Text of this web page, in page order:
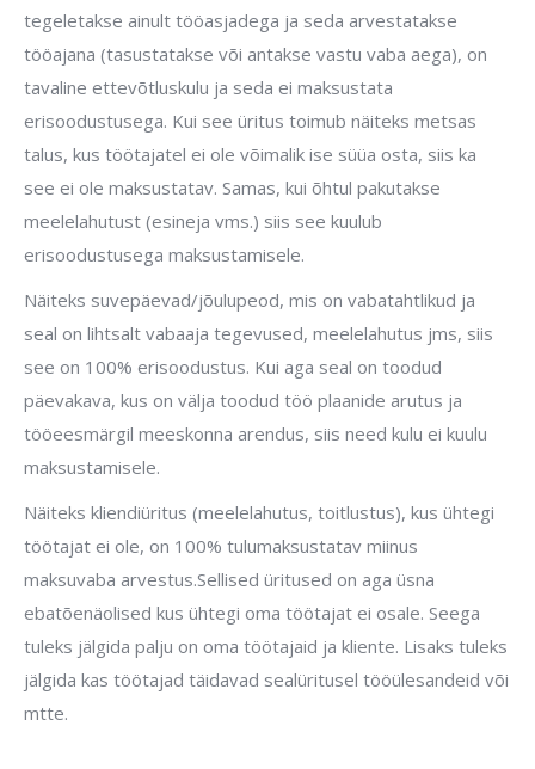
tegeletakse ainult tööasjadega ja seda arvestatakse
tööajana (tasustatakse või antakse vastu vaba aega), on
tavaline ettevõtluskulu ja seda ei maksustata
erisoodustusega. Kui see üritus toimub näiteks metsas
talus, kus töötajatel ei ole võimalik ise süüa osta, siis ka
see ei ole maksustatav. Samas, kui õhtul pakutakse
meelelahutust (esineja vms.) siis see kuulub
erisoodustusega maksustamisele.
Näiteks suvepäevad/jõulupeod, mis on vabatahtlikud ja
seal on lihtsalt vabaaja tegevused, meelelahutus jms, siis
see on 100% erisoodustus. Kui aga seal on toodud
päevakava, kus on välja toodud töö plaanide arutus ja
tööeesmärgil meeskonna arendus, siis need kulu ei kuulu
maksustamisele.
Näiteks kliendiüritus (meelelahutus, toitlustus), kus ühtegi
töötajat ei ole, on 100% tulumaksustatav miinus
maksuvaba arvestus.Sellised üritused on aga üsna
ebatõenäolised kus ühtegi oma töötajat ei osale. Seega
tuleks jälgida palju on oma töötajaid ja kliente. Lisaks tuleks
jälgida kas töötajad täidavad sealüritusel tööülesandeid või
mtte.